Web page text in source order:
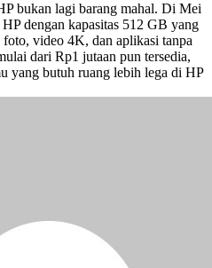
bukan lagi barang mahal. Di Mei
dengan kapasitas 512 GB yang
video 4K, dan aplikasi tanpa
dari Rp1 jutaan pun tersedia,
yang butuh ruang lebih lega di HP